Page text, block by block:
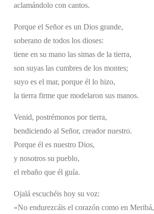
aclamándolo con cantos.
Porque el Señor es un Dios grande,
soberano de todos los dioses:
tiene en su mano las simas de la tierra,
son suyas las cumbres de los montes;
suyo es el mar, porque él lo hizo,
la tierra firme que modelaron sus manos.
Venid, postrémonos por tierra,
bendiciendo al Señor, creador nuestro.
Porque él es nuestro Dios,
y nosotros su pueblo,
el rebaño que él guía.
Ojalá escuchéis hoy su voz:
«No endurezcáis el corazón como en Meribá,